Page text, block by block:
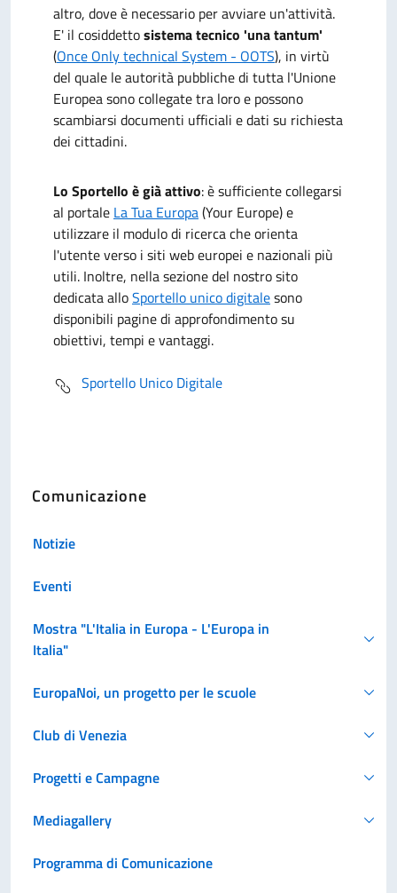
altro, dove è necessario per avviare un'attività.
E' il cosiddettosistema tecnico 'una tantum'
(Once Only technical System - OOTS), in virtù
del quale le autorità pubbliche di tutta l'Unione
Europea sono collegate tra loro e possono
scambiarsi documenti ufficiali e dati su richiesta
dei cittadini.
Lo Sportello è già attivo: è sufficiente collegarsi
al portale La Tua Europa(Your Europe) e
utilizzare il modulo di ricerca che orienta
l'utente verso i siti web europei e nazionali più
utili. Inoltre, nella sezione del nostro sito
dedicata alloSportello unico digitalesono
disponibili pagine di approfondimento su
obiettivi, tempi e vantaggi.
Sportello Unico Digitale
Comunicazione
Notizie
Eventi
Mostra "L'Italia in Europa - L'Europa in
Italia"
EuropaNoi, un progetto per le scuole
Club di Venezia
Progetti e Campagne
Mediagallery
Programma di Comunicazione